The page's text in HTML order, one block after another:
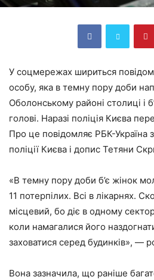
У соцмережах шириться
особу, яка в темну пору доби
Оболонському районі столиці і
голові. Наразі поліція Києва
Про це повідомляє РБК-Україна
поліції Києва і допис Тетяни
«В темну пору доби б’є жінок
11 потерпілих. Всі в лікарнях.
місцевий, бо діє в одному
коли намагалися його
заховатися серед будинків», —
Вона зазначила, що раніше